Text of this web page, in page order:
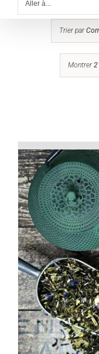
Aller à...
Trier par
Montrer